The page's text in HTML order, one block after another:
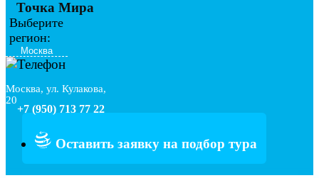
Выберите
регион:
Москва, ул. Кулакова,
20
+7 (950) 713 77 22
Оставить заявку на подбор тура